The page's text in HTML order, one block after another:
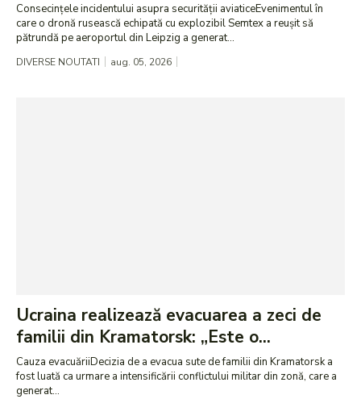
Consecințele incidentului asupra securității aviaticeEvenimentul în
care o dronă rusească echipată cu explozibil Semtex a reușit să
pătrundă pe aeroportul din Leipzig a generat...
DIVERSE NOUTATI aug. 05, 2026
Ucraina realizează evacuarea a zeci de
familii din Kramatorsk: „Este o...
Cauza evacuăriiDecizia de a evacua sute de familii din Kramatorsk a
fost luată ca urmare a intensificării conflictului militar din zonă, care a
generat...